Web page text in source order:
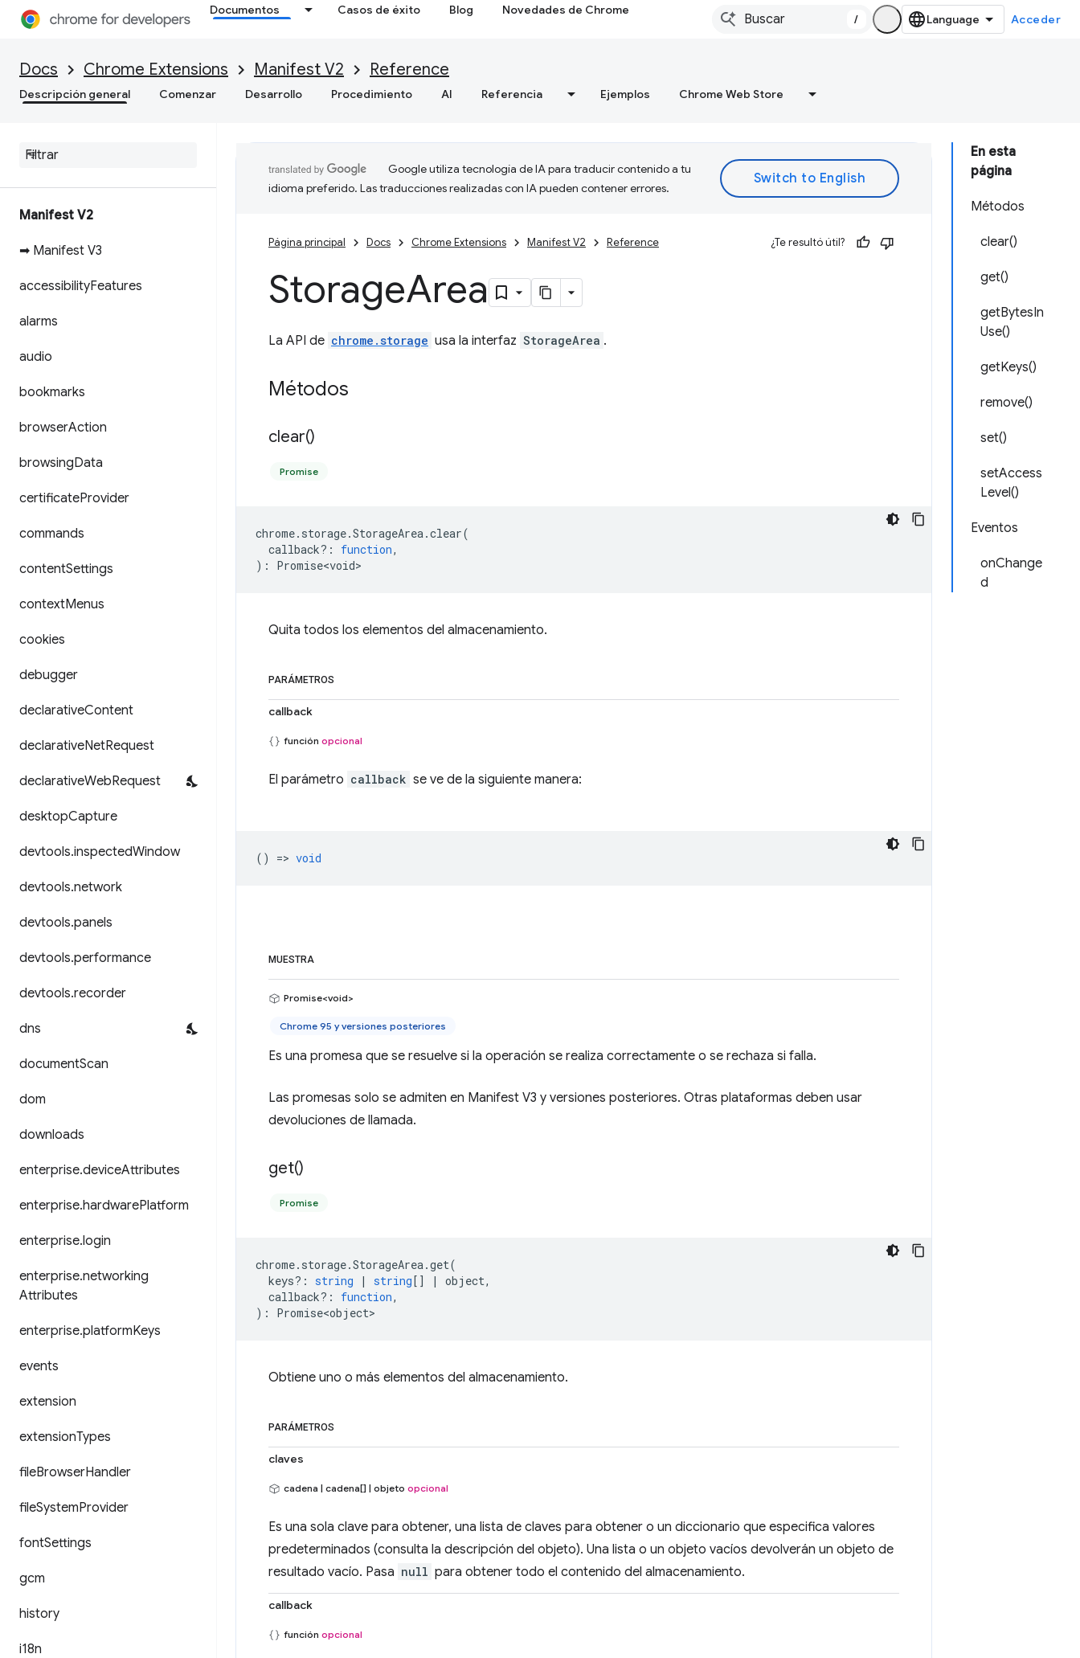
Documentos Casos de éxito Blog Novedades de Chrome
/ Acceder
Docs Chrome Extensions Manifest V2 Reference
Descripción general Comenzar Desarrollo Procedimiento AI Referencia Ejemplos Chrome Web Store
Manifest V2
➡ Manifest V3
accessibilityFeatures
alarms
audio
bookmarks
browserAction
browsingData
certificateProvider
commands
contentSettings
contextMenus
cookies
debugger
declarativeContent
declarativeNetRequest
declarativeWebRequest
desktopCapture
devtools.inspectedWindow
devtools.network
devtools.panels
devtools.performance
devtools.recorder
dns
documentScan
dom
downloads
enterprise.deviceAttributes
enterprise.hardwarePlatform
enterprise.login
enterprise.networking
Attributes
enterprise.platformKeys
events
extension
extensionTypes
fileBrowserHandler
fileSystemProvider
fontSettings
gcm
history
i18n
En esta
página
Métodos
clear()
get()
getBytesIn
Use()
getKeys()
remove()
set()
setAccess
Level()
Eventos
onChange
d
Google utiliza tecnología de IA para traducir contenido a tu
idioma preferido. Las traducciones realizadas con IA pueden contener errores.
Página principal Docs Chrome Extensions Manifest V2 Reference ¿Te resultó útil?
StorageArea
La API de chrome.storage usa la interfaz StorageArea .
Métodos
clear()
Promise
chrome. storage.StorageArea.clear(
callback? : function,
) : Promise<void>
Quita todos los elementos del almacenamiento.
PARÁMETROS
callback
función opcional
El parámetro callback se ve de la siguiente manera:
() => void
MUESTRA
Promise<void>
Chrome 95 y versiones posteriores
Es una promesa que se resuelve si la operación se realiza correctamente o se rechaza si falla.
Las promesas solo se admiten en Manifest V3 y versiones posteriores. Otras plataformas deben usar
devoluciones de llamada.
get()
Promise
chrome. storage.StorageArea.get(
keys? : string | string[] | object,
callback? : function,
) : Promise<object>
Obtiene uno o más elementos del almacenamiento.
PARÁMETROS
claves
cadena | cadena[] | objeto opcional
Es una sola clave para obtener, una lista de claves para obtener o un diccionario que especifica valores
predeterminados (consulta la descripción del objeto). Una lista o un objeto vacíos devolverán un objeto de
resultado vacío. Pasa null para obtener todo el contenido del almacenamiento.
callback
función opcional